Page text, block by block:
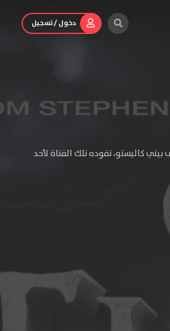
دخول / تسجيل
مراهقة تُدعى بيني كاليستو، تقوده تلك الفتاة لأحد